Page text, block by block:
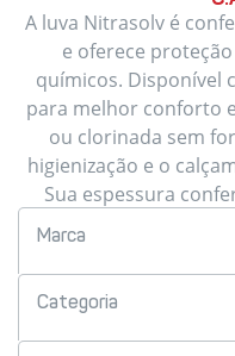
A luva Nitrasolv é
e oferece
químicos. Disponível
para melhor conforto
ou clorinada sem
higienização e o
Sua espessura
Marca
Categoria